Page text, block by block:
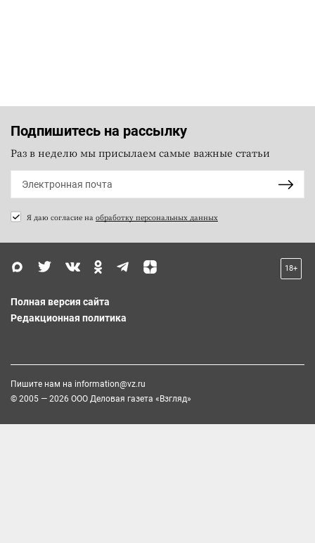
Подпишитесь на рассылку
Раз в неделю мы присылаем самые важные статьи
Я даю согласие на обработку персональных данных
18+
Полная версия сайта
Редакционная политика
Пишите нам на information@vz.ru
© 2005 — 2026 ООО Деловая газета «Взгляд»